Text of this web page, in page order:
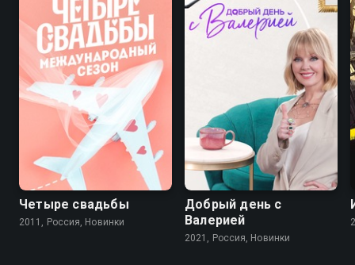
Четыре свадьбы
2011, Россия, Новинки
Добрый день с
Валерией
2021, Россия, Новинки